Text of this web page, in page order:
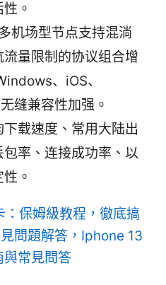
。
机场型节点支持混淌
流量限制的协议组合增
、iOS、
缝兼容性加强。
载速度、常用大陆出
率、连接成功率、以
。
保姆級教程，徹底搞
問題解答，Iphone 13
常見問答